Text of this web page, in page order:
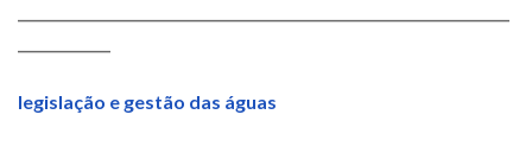
legislação e gestão das águas